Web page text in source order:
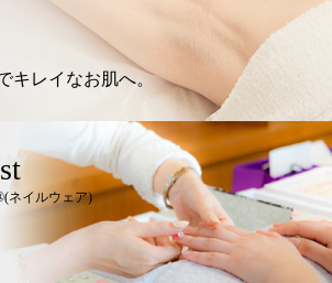
キレイなお肌へ。
ネイルウェア)